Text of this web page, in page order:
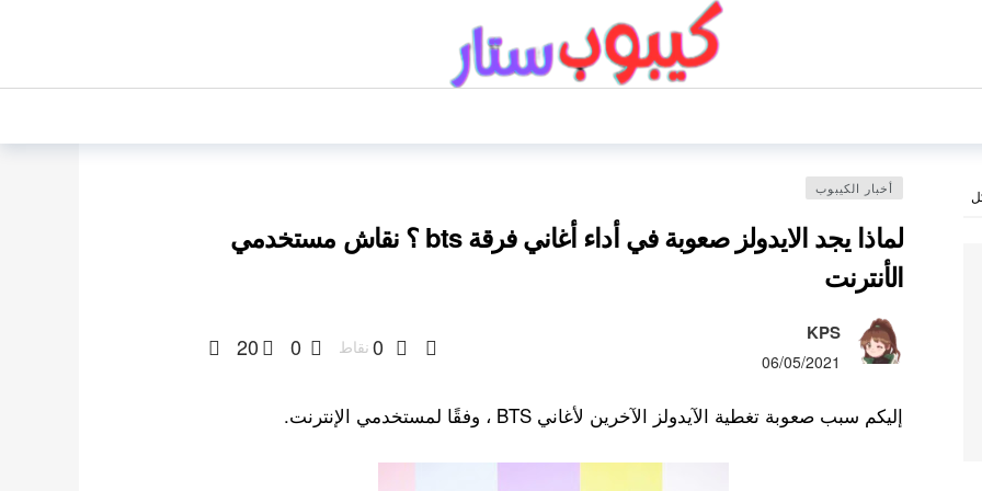
أخبار الكيبوب
لماذا يجد الايدولز صعوبة في أداء أغاني فرقة bts ؟ نقاش مستخدمي
الأنترنت
KPS
06/05/2021
0 نقاط 0
20
إليكم سبب صعوبة تغطية الآيدولز الآخرين لأغاني BTS ، وفقًا لمستخدمي الإنترنت.